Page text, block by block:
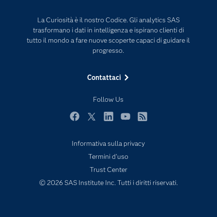
La Curiosità è il nostro Codice. Gli analytics SAS
trasformano i dati in intelligenza e ispirano clienti di
tutto il mondo a fare nuove scoperte capaci di guidare il
progresso.
Contattaci
Follow Us
Formazione
La nostra azienda
My SAS
Perché SAS?
Prodotti
Sei uno studente?
Settori di Mercato
Internet of Things
Informativa sulla privacy
Termini d'uso
Trust Center
© 2026 SAS Institute Inc. Tutti i diritti riservati.